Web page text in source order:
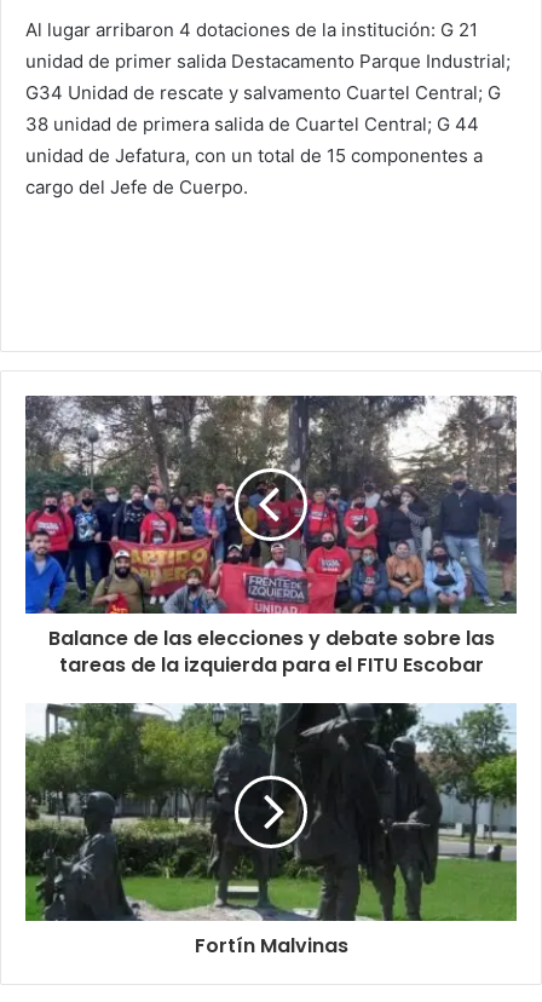
Al lugar arribaron 4 dotaciones de la institución: G 21
unidad de primer salida Destacamento Parque Industrial;
G34 Unidad de rescate y salvamento Cuartel Central; G
38 unidad de primera salida de Cuartel Central; G 44
unidad de Jefatura, con un total de 15 componentes a
cargo del Jefe de Cuerpo.
Balance de las elecciones y debate sobre las
tareas de la izquierda para el FITU Escobar
Fortín Malvinas